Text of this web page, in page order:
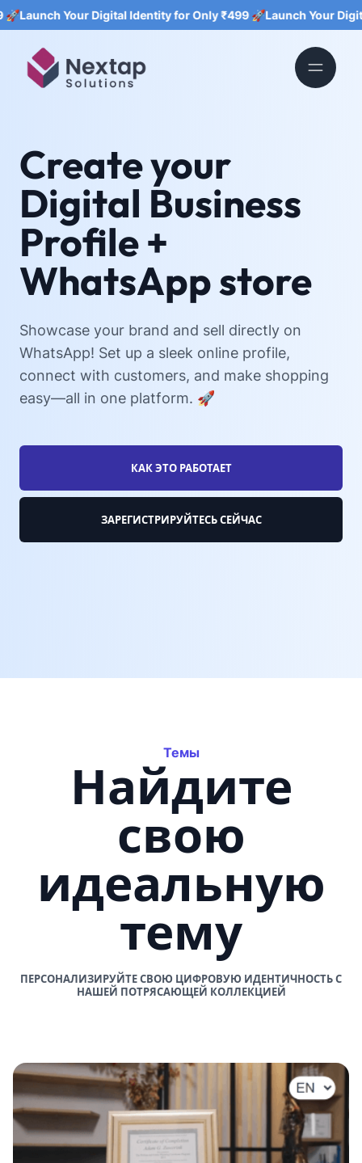
Your Digital Identity for Only ₹499 🚀Launch Your Digital
Create your
Digital Business
Profile +
WhatsApp store
Showcase your brand and sell directly on
WhatsApp! Set up a sleek online profile,
connect with customers, and make shopping
easy—all in one platform. 🚀
КАК ЭТО РАБОТАЕТ
ЗАРЕГИСТРИРУЙТЕСЬ СЕЙЧАС
Темы
Найдите
свою
идеальную
тему
ПЕРСОНАЛИЗИРУЙТЕ СВОЮ ЦИФРОВУЮ ИДЕНТИЧНОСТЬ С
НАШЕЙ ПОТРЯСАЮЩЕЙ КОЛЛЕКЦИЕЙ